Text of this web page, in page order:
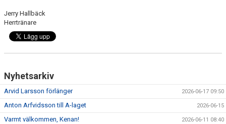
Jerry Hallbäck
Herrtränare
Nyhetsarkiv
Arvid Larsson förlänger 2026-06-17 09:50
Anton Arfvidsson till A-laget 2026-06-15
Varmt välkommen, Kenan! 2026-06-11 08:40